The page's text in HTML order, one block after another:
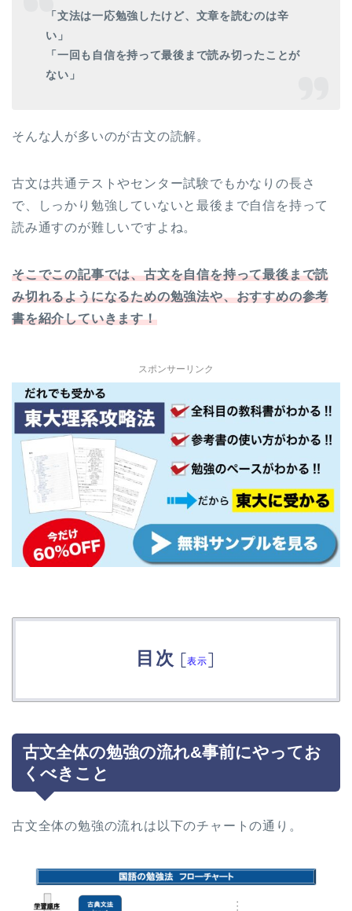
「文法は一応勉強したけど、文章を読むのは辛
い」
「一回も自信を持って最後まで読み切ったことが
ない」
そんな人が多いのが古文の読解。
古文は共通テストやセンター試験でもかなりの長さ
で、しっかり勉強していないと最後まで自信を持って
読み通すのが難しいですよね。
そこでこの記事では、古文を自信を持って最後まで読
み切れるようになるための勉強法や、おすすめの参考
書を紹介していきます！
スポンサーリンク
目次 [表示]
古文全体の勉強の流れ&事前にやってお
くべきこと
古文全体の勉強の流れは以下のチャートの通り。